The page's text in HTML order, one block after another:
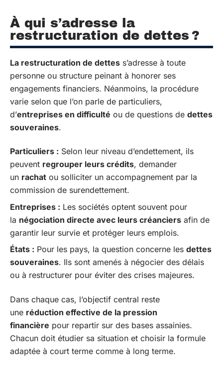
À qui s’adresse la
restructuration de dettes ?
La restructuration de dettes s’adresse à toute
personne ou structure peinant à honorer ses
engagements financiers. Néanmoins, la procédure
varie selon que l’on parle de particuliers,
d’entreprises en difficulté ou de questions de dettes
souveraines.
Particuliers : Selon leur niveau d’endettement, ils
peuvent regrouper leurs crédits, demander
un rachat ou solliciter un accompagnement par la
commission de surendettement.
Entreprises : Les sociétés optent souvent pour
la négociation directe avec leurs créanciers afin de
garantir leur survie et protéger leurs emplois.
États : Pour les pays, la question concerne les dettes
souveraines. Ils sont amenés à négocier des délais
ou à restructurer pour éviter des crises majeures.
Dans chaque cas, l’objectif central reste
une réduction effective de la pression
financière pour repartir sur des bases assainies.
Chacun doit étudier sa situation et choisir la formule
adaptée à court terme comme à long terme.